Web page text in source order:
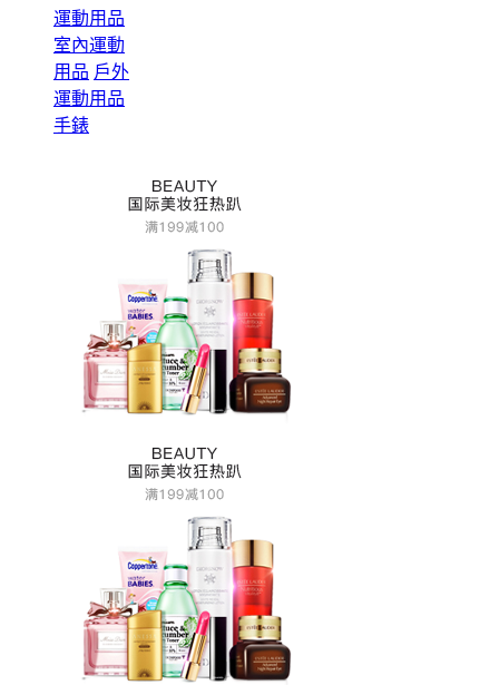
運動用品
室內運動
用品 戶外
運動用品
手錶